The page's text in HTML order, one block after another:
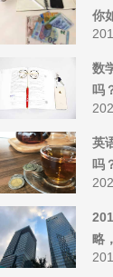
你
数
吗
英
吗
略